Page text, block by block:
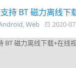
持 BT 磁力离线
,Web 2020-